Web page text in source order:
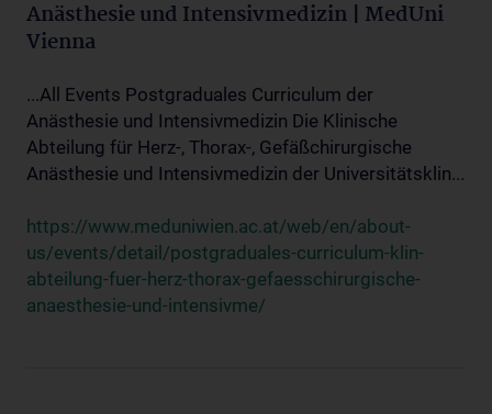
Anästhesie und Intensivmedizin | MedUni
Vienna
...All Events Postgraduales Curriculum der
Anästhesie und Intensivmedizin Die Klinische
Abteilung für Herz-, Thorax-, Gefäßchirurgische
Anästhesie und Intensivmedizin der Universitätsklin...
https://www.meduniwien.ac.at/web/en/about-
us/events/detail/postgraduales-curriculum-klin-
abteilung-fuer-herz-thorax-gefaesschirurgische-
anaesthesie-und-intensivme/